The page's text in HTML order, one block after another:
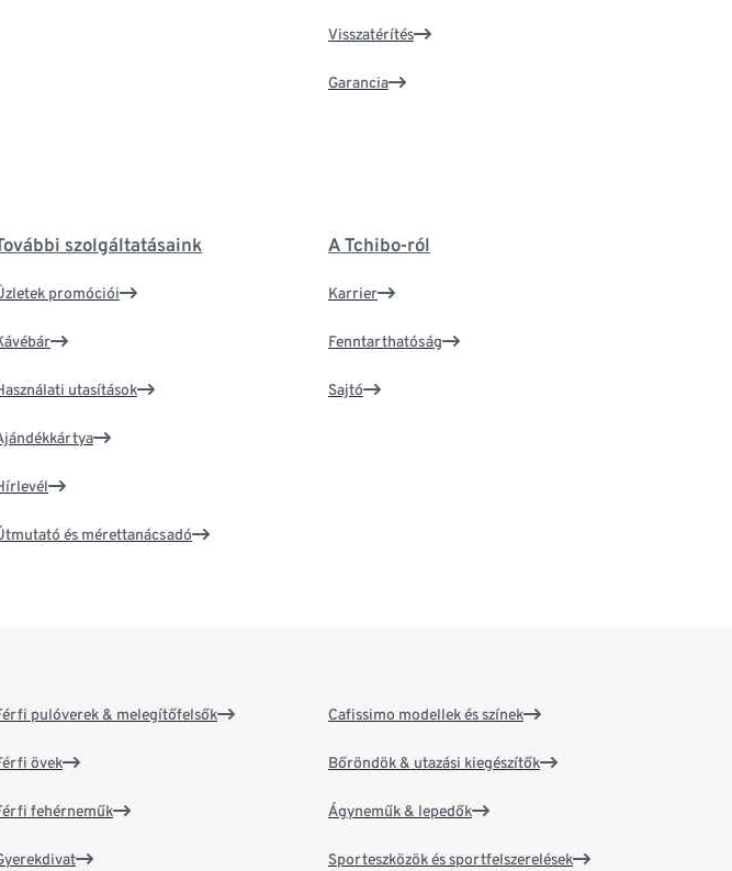
Visszatérítés
Garancia
szolgáltatásaink
promóciói
utasítások
és mérettanácsadó
A Tchibo-ról
Karrier
Fenntarthatóság
Sajtó
pulóverek & melegítőfelsők
övek
fehérneműk
Cafissimo modellek és színek
Bőröndök & utazási kiegészítők
Ágyneműk & lepedők
Sporteszközök és sportfelszerelések